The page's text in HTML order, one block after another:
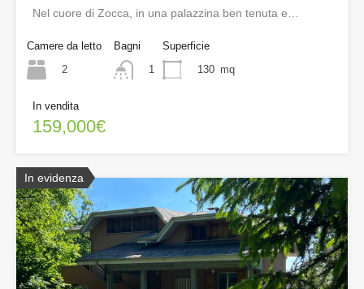
Nel cuore di Zocca, in una palazzina ben tenuta e…
Camere da letto
2
Bagni
1
Superficie
130 mq
In vendita
159,000€
In evidenza